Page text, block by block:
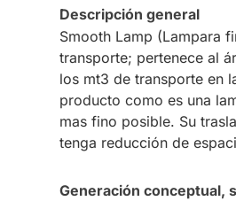
Descripción general
Smooth Lamp (Lampara
transporte; pertenece al
los mt3 de transporte en
producto como es una
mas fino posible. Su
tenga reducción de
Generación conceptual,